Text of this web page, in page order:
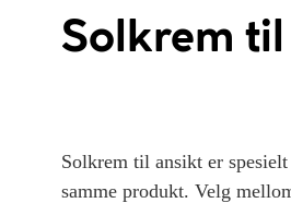
Solkrem
Solkrem til ansikt er
samme produkt. Velg